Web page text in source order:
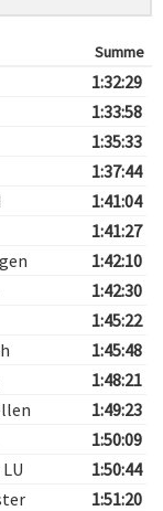
Summe
1:32:29
1:33:58
1:35:33
1:37:44
1:41:04
1:41:27
1:42:10
1:42:30
1:45:22
1:45:48
1:48:21
1:49:23
1:50:09
1:50:44
1:51:20